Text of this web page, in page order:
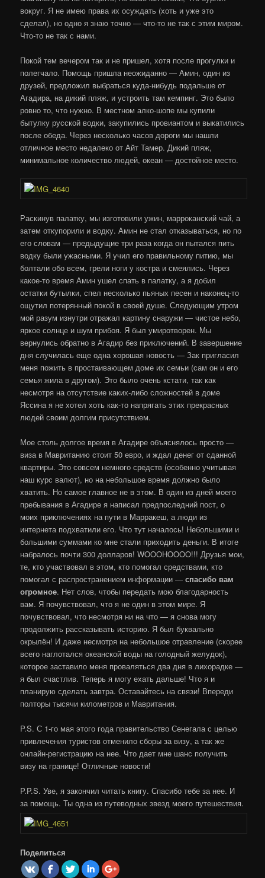
вокруг. Я не имею права их осуждать (хоть и уже это
сделал), но одно я знаю точно — что-то не так с этим миром.
Что-то не так с нами.
Покой тем вечером так и не пришел, хотя после прогулки и
полегчало. Помощь пришла неожиданно — Амин, один из
друзей, предложил выбраться куда-нибудь подальше от
Агадира, на дикий пляж, и устроить там кемпинг. Это было
ровно то, что нужно. В местном алко-шопе мы купили
бытулку русской водки, закупились провиантом и выкатились
после обеда. Через несколько часов дороги мы нашли
отличное место недалеко от Айт Тамер. Дикий пляж,
минимальное количество людей, океан — достойное место.
Раскинув палатку, мы изготовили ужин, марроканский чай, а
затем откупорили и водку. Амин не стал отказываться, но по
его словам — предыдущие три раза когда он пытался пить
водку были ужасными. Я учил его правильному питию, мы
болтали обо всем, грели ноги у костра и смеялись. Через
какое-то время Амин ушел спать в палатку, а я добил
остатки бутылки, спел несколько пьяных песен и наконец-то
ощутил потерянный покой в своей душе. Следующим утром
мой разум изнутри отражал картину снаружи — чистое небо,
яркое солнце и шум прибоя. Я был умиротворен. Мы
вернулись обратно в Агадир без приключений. В завершение
дня случилась еще одна хорошая новость — Зак пригласил
меня пожить в простаивающем доме их семьи (сам он и его
семья жила в другом). Это было очень кстати, так как
несмотря на отсутствие каких-либо сложностей в доме
Яссина я не хотел хоть как-то напрягать этих прекрасных
людей своим долгим присутствием.
Мое столь долгое время в Агадире объяснялось просто —
виза в Мавританию стоит 50 евро, и ждал денег от сданной
квартиры. Это совсем немного средств (особенно учитывая
наш курс валют), но на небольшое время должно было
хватить. Но самое главное не в этом. В один из дней моего
пребывания в Агадире я написал предпоследний пост, о
моих приключениях на пути в Марракеш, а люди из
интернета подхватили его. Что тут началось! Небольшими и
большими суммами ко мне стали приходить деньги. В итоге
набралось почти 300 долларов! WOOOHOOOO!!! Друзья мои,
те, кто участвовал в этом, кто помогал средствами, кто
помогал с распространением информации —спасибо вам
огромное. Нет слов, чтобы передать мою благодарность
вам. Я почувствовал, что я не один в этом мире. Я
почувствовал, что несмотря ни на что — я снова могу
продолжить рассказывать историю. Я был буквально
окрылён! И даже несмотря на небольшое отравление (скорее
всего наглотался океанской воды на голодный желудок),
которое заставило меня проваляться два дня в лихорадке —
я был счастлив. Теперь я могу ехать дальше! Что я и
планирую сделать завтра. Оставайтесь на связи! Впереди
полторы тысячи километров и Мавритания.
P.S. С 1-го мая этого года правительство Сенегала с целью
привлечения туристов отменило сборы за визу, а так же
онлайн-регистрацию на нее. Что дает мне шанс получить
визу на границе! Отличные новости!
P.P.S. Уве, я закончил читать книгу. Спасибо тебе за нее. И
за помощь. Ты одна из путеводных звезд моего путешествия.
Поделиться